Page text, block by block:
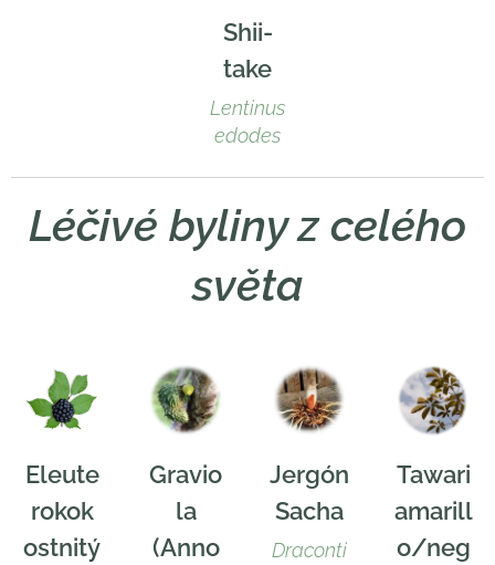
Shii-
take
Lentinus
edodes
Léčivé byliny z celého
světa
Eleute
rokok
ostnitý
Gravio
la
(Anno
Jergón
Sacha
Draconti
Tawari
amarill
o/neg